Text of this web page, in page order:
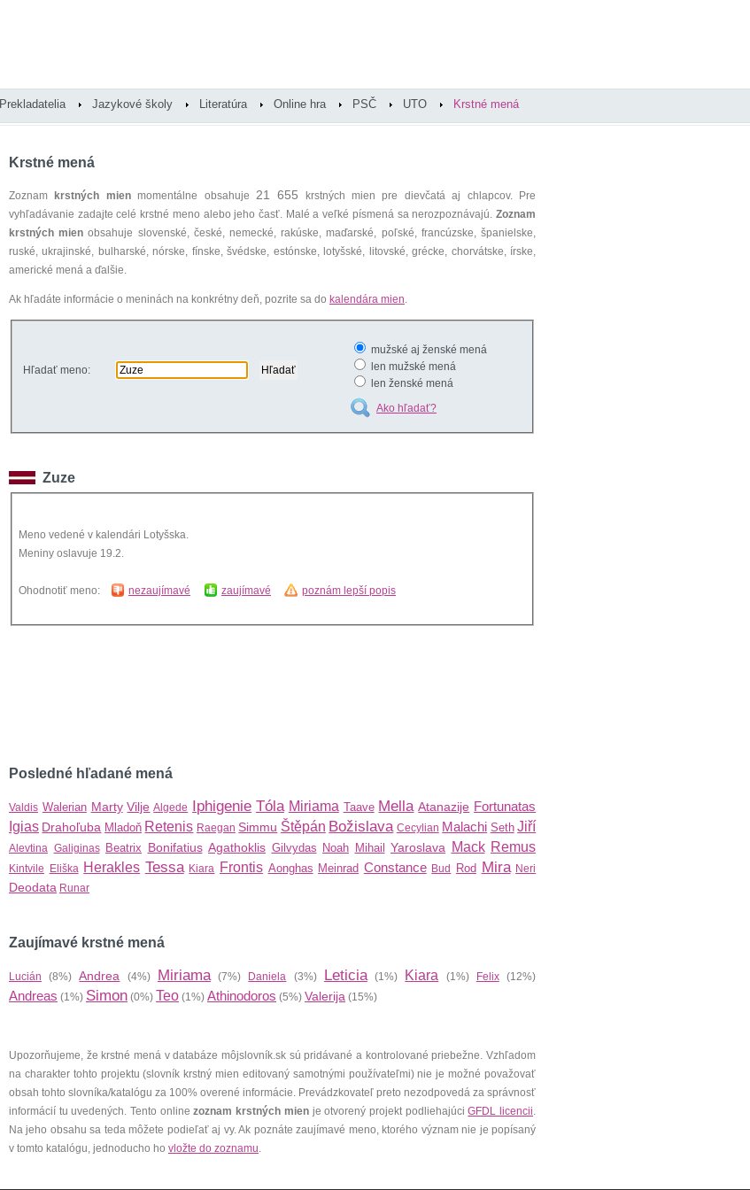
Prekladatelia Jazykové školy Literatúra Online hra PSČ UTO Krstné mená
Krstné mená
Zoznam krstných mienmomentálne obsahuje 21 655 krstných mien pre dievčatá aj chlapcov. Pre
vyhľadávanie zadajte celé krstné meno alebo jeho časť. Malé a veľké písmená sa nerozpoznávajú. Zoznam
krstných mien obsahuje slovenské, české, nemecké, rakúske, maďarské, poľské, francúzske, španielske,
ruské, ukrajinské, bulharské, nórske, fínske, švédske, estónske, lotyšské, litovské, grécke, chorvátske, írske,
americké mená a ďalšie.
Ak hľadáte informácie o meninách na konkrétny deň, pozrite sa do kalendára mien.
Hľadať meno:
mužské aj ženské mená
len mužské mená
len ženské mená
Ako hľadať?
Zuze
Meno vedené v kalendári Lotyšska.
Meniny oslavuje 19.2.
Ohodnotiť meno: nezaujímavé zaujímavé poznám lepší popis
Posledné hľadané mená
Valdis Walerian Marty Vilje Algede Iphigenie Tóla Miriama Taave Mella Atanazije Fortunatas
Igias Drahoľuba Mladoň Retenis Raegan Simmu Štěpán Božislava Cecylian Malachi Seth Jiří
Alevtina Galiginas Beatrix Bonifatius Agathoklis Gilvydas Noah Mihail Yaroslava Mack Remus
Kintvile Eliška Herakles Tessa Kiara Frontis Aonghas Meinrad Constance Bud Rod Mira Neri
Deodata Runar
Zaujímavé krstné mená
Lucián (8%)Andrea (4%) Miriama(7%) Daniela (3%) Leticia(1%) Kiara (1%) Felix(12%)
Andreas (1%) Simon (0%) Teo (1%) Athinodoros (5%) Valerija (15%)
Upozorňujeme, že krstné mená v databáze môjslovník.sk sú pridávané a kontrolované priebežne. Vzhľadom
na charakter tohto projektu (slovník krstný mien editovaný samotnými používateľmi) nie je možné považovať
obsah tohto slovníka/katalógu za 100% overené informácie. Prevádzkovateľ preto nezodpovedá za správnosť
informácií tu uvedených. Tento onlinezoznam krstných mienje otvorený projekt podliehajúciGFDL licencii.
Na jeho obsahu sa teda môžete podieľať aj vy. Ak poznáte zaujímavé meno, ktorého význam nie je popísaný
v tomto katalógu, jednoducho ho vložte do zoznamu.